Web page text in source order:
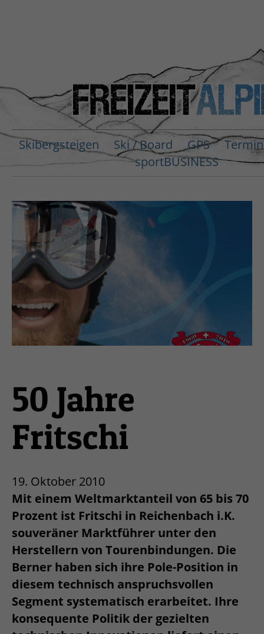
Skibergsteigen Ski / Board GPS
sportBUSINESS
50 Jahre
Fritschi
19. Oktober 2010
Mit einem Weltmarktanteil von 65 bis 70
Prozent ist Fritschi in Reichenbach i.K.
souveräner Marktführer unter den
Herstellern von Tourenbindungen. Die
Berner haben sich ihre Pole-Position in
diesem technisch anspruchsvollen
Segment systematisch erarbeitet. Ihre
konsequente Politik der gezielten